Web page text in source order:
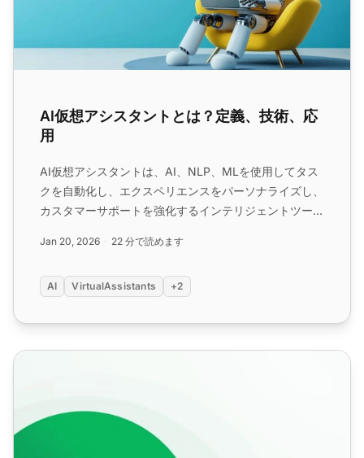
AI仮想アシスタントとは？定義、技術、応
用
AI仮想アシスタントは、AI、NLP、MLを使用してタス
クを自動化し、エクスペリエンスをパーソナライズし、
カスタマーサポートを強化するインテリジェントツール
し、他のツールと統合して、効率とイノベーションで業
Jan 20, 2026 22 分で読めます
AI VirtualAssistants +2
IVR（インタラクティブボイスレスポンス）機能